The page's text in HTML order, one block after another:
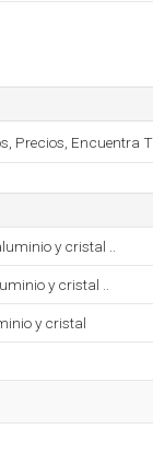
Precios, Encuentra
y cristal ..
y cristal ..
y cristal